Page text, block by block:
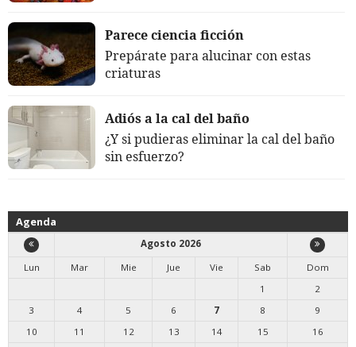
Parece ciencia ficción
Prepárate para alucinar con estas
criaturas
Adiós a la cal del baño
¿Y si pudieras eliminar la cal del baño
sin esfuerzo?
Agenda
Agosto 2026
Lun
Mar Mie Jue Vie Sab
Dom
1
2
3
4 5 6 7 8
9
10
11 12 13 14 15
16